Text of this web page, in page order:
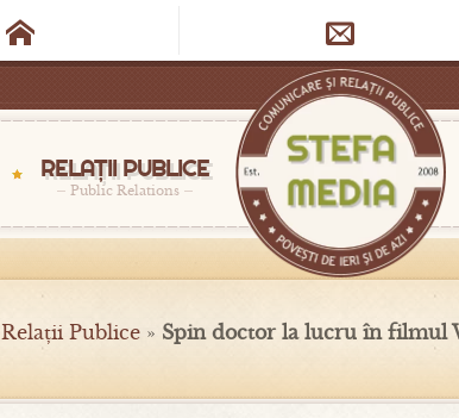
RELAȚII PUBLICE
Public Relations
Relații Publice » Spin doctor la lucru în filmul
 